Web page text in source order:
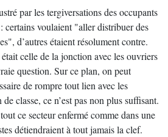
par les tergiversations des occupants
certains voulaient "aller distribuer des
d’autres étaient résolument contre.
celle de la jonction avec les ouvriers
question. Sur ce plan, on peut
de rompre tout lien avec les
classe, ce n’est pas non plus suffisant.
ce secteur enfermé comme dans une
détiendraient à tout jamais la clef.